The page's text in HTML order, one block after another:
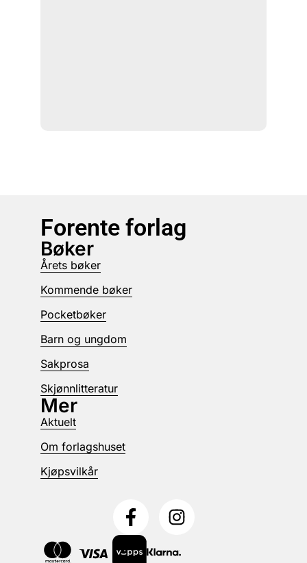
Forente forlag
Bøker
Årets bøker
Kommende bøker
Pocketbøker
Barn og ungdom
Sakprosa
Skjønnlitteratur
Mer
Aktuelt
Om forlagshuset
Kjøpsvilkår